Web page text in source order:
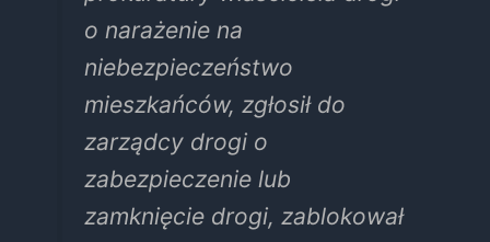
o narażenie na
niebezpieczeństwo
mieszkańców, zgłosił do
zarządcy drogi o
zabezpieczenie lub
zamknięcie drogi, zablokował